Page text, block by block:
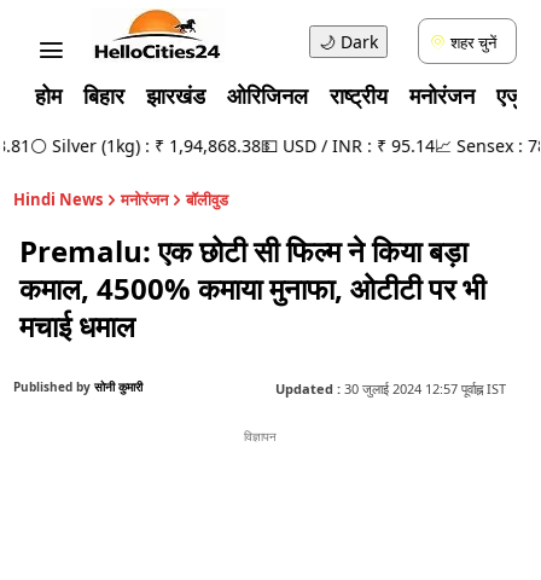
🌙 Dark शहर चुनें
होम बिहार झारखंड ओरिजिनल राष्ट्रीय मनोरंजन
⚪ Silver (1kg) : ₹ 1,94,868.38💵 USD / INR : ₹ 95.14📈 Sensex :
Hindi News मनोरंजन बॉलीवुड
Premalu: एक छोटी सी फिल्म ने किया बड़ा
कमाल, 4500% कमाया मुनाफा, ओटीटी पर भी
मचाई धमाल
Published by सोनी कुमारी Updated : 30 जुलाई 2024 12:57 पूर्वाह्न IST
विज्ञापन